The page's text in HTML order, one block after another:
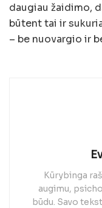
daugiau žaidimo,
būtent tai ir
– be nuovargio ir
Kūrybinga
augimu,
būdu. Savo